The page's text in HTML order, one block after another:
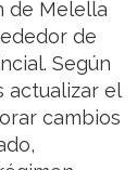
de Melella
de
Según
actualizar el
cambios